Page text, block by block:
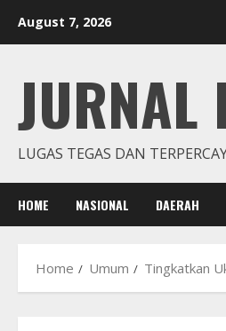
August 7, 2026
JURNAL
LUGAS TEGAS DAN
HOME NASIONAL DAERAH
Home Umum Tingkatkan